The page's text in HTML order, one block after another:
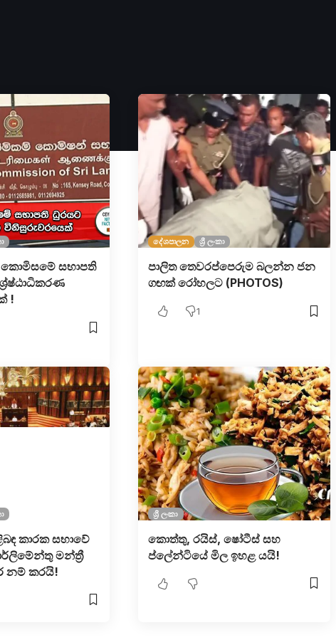
සභාපති
!
දේශපාලන ශ්‍රී ලංකා
පාලිත තෙවරප්පෙරුම බලන්න ජන
ගඟක් රෝහලට (PHOTOS)
1
කාරක සභාවේ
මන්ත්‍රී
නම් කරයි!
ශ්‍රී ලංකා
කොත්තු, රයිස්, ෂෝටීස් සහ
ප්ලේන්ටියේ මිල ඉහළ යයි!